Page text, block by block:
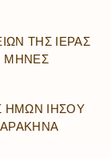
ΤΗΣ ΙΕΡΑΣ
ΜΗΝΕΣ
ΗΜΩΝ ΙΗΣΟΥ